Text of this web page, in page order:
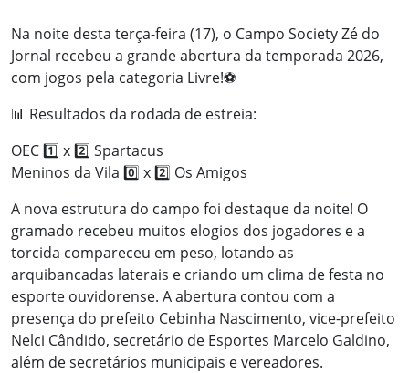
Na noite desta terça-feira (17), o Campo Society Zé do
Jornal recebeu a grande abertura da temporada 2026,
com jogos pela categoria Livre!⚽
📊 Resultados da rodada de estreia:
OEC 1️⃣ x 2️⃣ Spartacus
Meninos da Vila 0️⃣ x 2️⃣ Os Amigos
A nova estrutura do campo foi destaque da noite! O
gramado recebeu muitos elogios dos jogadores e a
torcida compareceu em peso, lotando as
arquibancadas laterais e criando um clima de festa no
esporte ouvidorense. A abertura contou com a
presença do prefeito Cebinha Nascimento, vice-prefeito
Nelci Cândido, secretário de Esportes Marcelo Galdino,
além de secretários municipais e vereadores.